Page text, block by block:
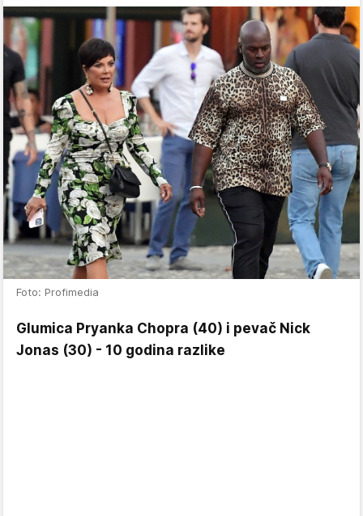
Foto: Profimedia
Glumica Pryanka Chopra (40) i pevač Nick
Jonas (30) - 10 godina razlike